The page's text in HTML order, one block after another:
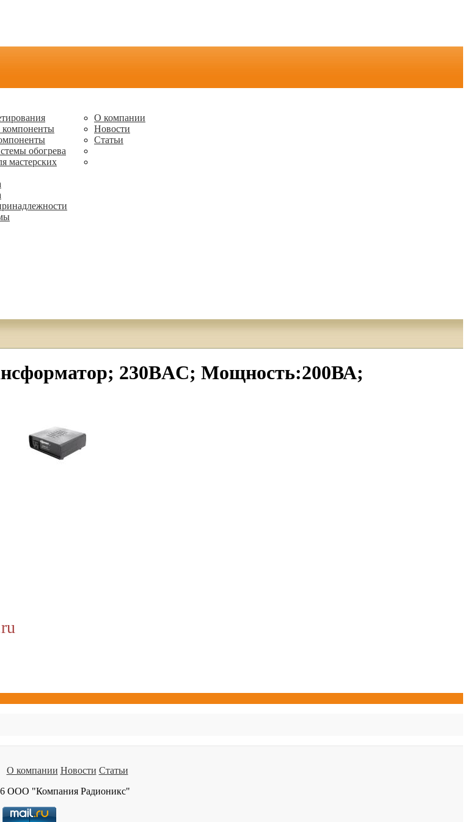
компоненты
обогрева
мастерских
О компании
Новости
Статьи
230ВAC; Мощность:200ВА;
О компании Новости Статьи
ООО "Компания Радионикс"